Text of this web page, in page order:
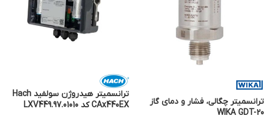
ترانسمیتر چگالی، فشار و دمای گاز
WIKA GDT-20
ترانسمیتر هیدروژن سولفید Hach
CAx440EX کد LXV449.97.01010